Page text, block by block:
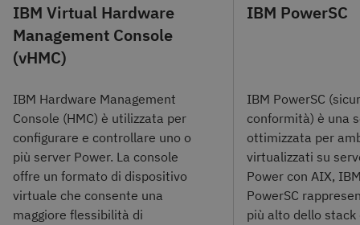
IBM Virtual Hardware
Management Console
(vHMC)
IBM Hardware Management
Console (HMC) è utilizzata per
configurare e controllare uno o
più server Power. La console
offre un formato di dispositivo
virtuale che consente una
maggiore flessibilità di
IBM PowerSC
IBM PowerSC
conformità) è una
ottimizzata per
virtualizzati su
Power con AIX,
PowerSC
più alto dello stack